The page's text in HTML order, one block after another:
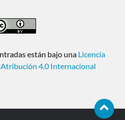
están bajo una Licencia
4.0 Internacional